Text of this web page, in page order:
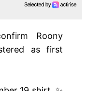
Roony
as first